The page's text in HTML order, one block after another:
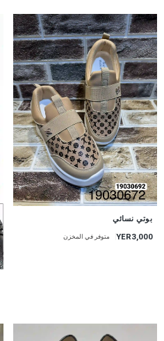
بوتي نسائي
YER3,000 متوفر في المخزن